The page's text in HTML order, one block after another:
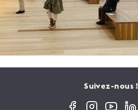
Suivez-nous !